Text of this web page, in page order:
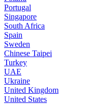
Portugal
Singapore
South Africa
Spain
Sweden
Chinese Taipei
Turkey
UAE
Ukraine
United Kingdom
United States